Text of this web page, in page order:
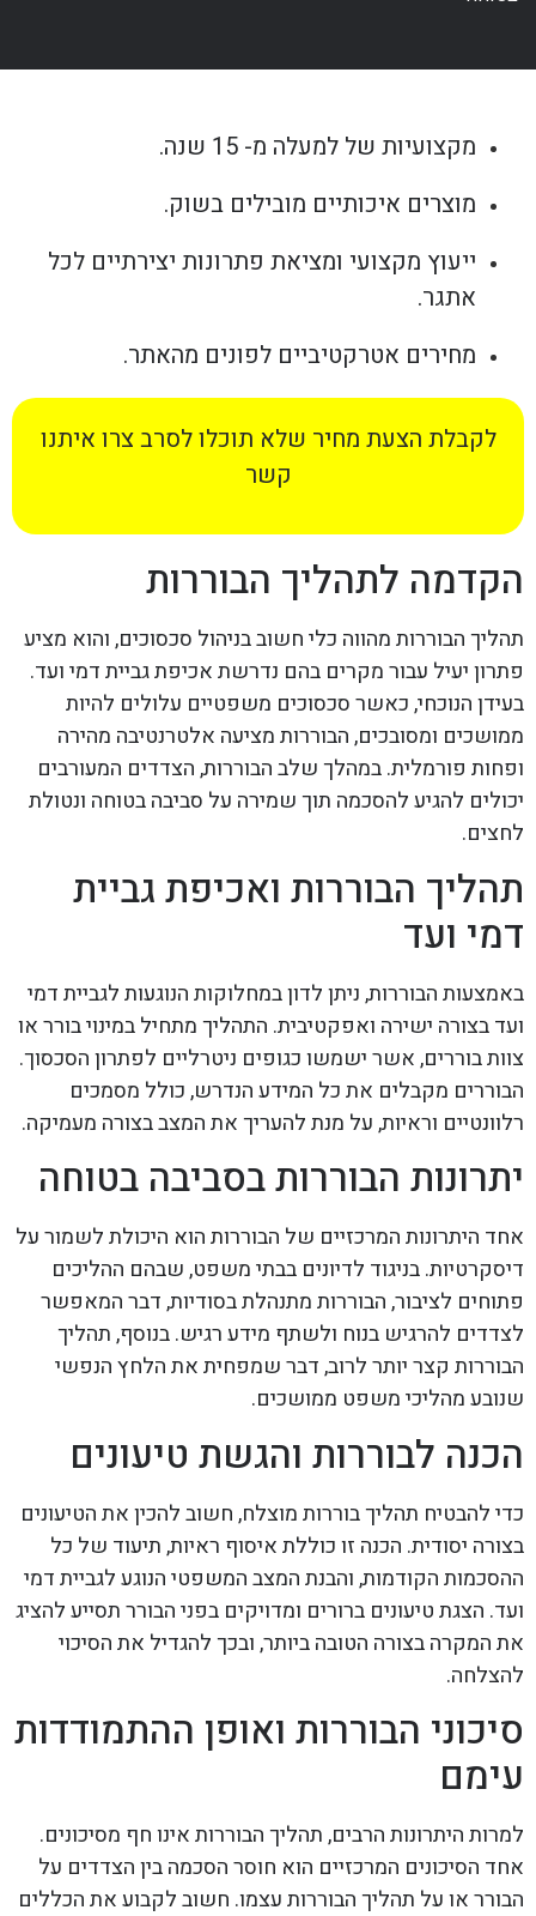
מקצועיות של למעלה מ- 15 שנה.
מוצרים איכותיים מובילים בשוק.
ייעוץ מקצועי ומציאת פתרונות יצירתיים לכל
אתגר.
מחירים אטרקטיביים לפונים מהאתר.
לקבלת הצעת מחיר שלא תוכלו לסרב צרו איתנו
קשר
הקדמה לתהליך הבוררות
תהליך הבוררות מהווה כלי חשוב בניהול סכסוכים, והוא מציע
פתרון יעיל עבור מקרים בהם נדרשת אכיפת גביית דמי ועד.
בעידן הנוכחי, כאשר סכסוכים משפטיים עלולים להיות
ממושכים ומסובכים, הבוררות מציעה אלטרנטיבה מהירה
ופחות פורמלית. במהלך שלב הבוררות, הצדדים המעורבים
יכולים להגיע להסכמה תוך שמירה על סביבה בטוחה ונטולת
לחצים.
תהליך הבוררות ואכיפת גביית
דמי ועד
באמצעות הבוררות, ניתן לדון במחלוקות הנוגעות לגביית דמי
ועד בצורה ישירה ואפקטיבית. התהליך מתחיל במינוי בורר או
צוות בוררים, אשר ישמשו כגופים ניטרליים לפתרון הסכסוך.
הבוררים מקבלים את כל המידע הנדרש, כולל מסמכים
רלוונטיים וראיות, על מנת להעריך את המצב בצורה מעמיקה.
יתרונות הבוררות בסביבה בטוחה
אחד היתרונות המרכזיים של הבוררות הוא היכולת לשמור על
דיסקרטיות. בניגוד לדיונים בבתי משפט, שבהם ההליכים
פתוחים לציבור, הבוררות מתנהלת בסודיות, דבר המאפשר
לצדדים להרגיש בנוח ולשתף מידע רגיש. בנוסף, תהליך
הבוררות קצר יותר לרוב, דבר שמפחית את הלחץ הנפשי
שנובע מהליכי משפט ממושכים.
הכנה לבוררות והגשת טיעונים
כדי להבטיח תהליך בוררות מוצלח, חשוב להכין את הטיעונים
בצורה יסודית. הכנה זו כוללת איסוף ראיות, תיעוד של כל
ההסכמות הקודמות, והבנת המצב המשפטי הנוגע לגביית דמי
ועד. הצגת טיעונים ברורים ומדויקים בפני הבורר תסייע להציג
את המקרה בצורה הטובה ביותר, ובכך להגדיל את הסיכוי
להצלחה.
סיכוני הבוררות ואופן ההתמודדות
עימם
למרות היתרונות הרבים, תהליך הבוררות אינו חף מסיכונים.
אחד הסיכונים המרכזיים הוא חוסר הסכמה בין הצדדים על
הבורר או על תהליך הבוררות עצמו. חשוב לקבוע את הכללים